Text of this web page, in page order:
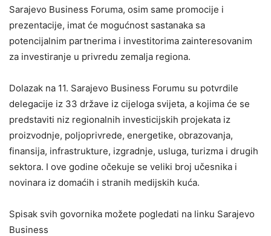
Sarajevo Business Foruma, osim same promocije i
prezentacije, imat će mogućnost sastanaka sa
potencijalnim partnerima i investitorima zainteresovanim
za investiranje u privredu zemalja regiona.
Dolazak na 11. Sarajevo Business Forumu su potvrdile
delegacije iz 33 države iz cijeloga svijeta, a kojima će se
predstaviti niz regionalnih investicijskih projekata iz
proizvodnje, poljoprivrede, energetike, obrazovanja,
finansija, infrastrukture, izgradnje, usluga, turizma i drugih
sektora. I ove godine očekuje se veliki broj učesnika i
novinara iz domaćih i stranih medijskih kuća.
Spisak svih govornika možete pogledati na linku Sarajevo
Business